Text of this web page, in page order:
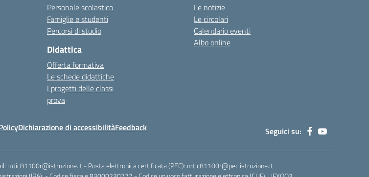
Personale scolastico
Famiglie e studenti
Percorsi di studio
Didattica
Offerta formativa
Le schede didattiche
I progetti delle classi
prova
Le notizie
Le circolari
Calendario eventi
Albo online
Dichiarazione di accessibilitàFeedback Seguici su:
mtic81100r@istruzione.it- Posta elettronica certificata (PEC): mtic81100r@pec.istruzione.it